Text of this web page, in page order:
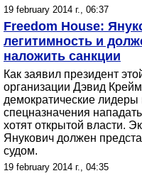
19 february 2014 г., 06:37
Freedom House:
легитимность и
наложить санкции
Как заявил президент
организации Дэвид
демократические
спецназначения
хотят открытой власти.
Янукович должен
судом.
19 february 2014 г., 04:35